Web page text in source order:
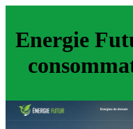
Energie